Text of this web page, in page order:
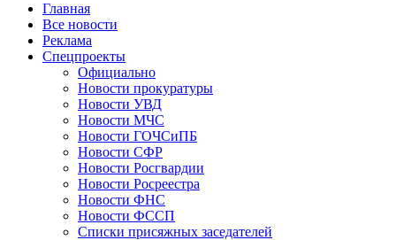
Главная
Все новости
Реклама
Спецпроекты
Официально
Новости прокуратуры
Новости УВД
Новости МЧС
Новости ГОЧСиПБ
Новости СФР
Новости Росгвардии
Новости Росреестра
Новости ФНС
Новости ФССП
Списки присяжных заседателей